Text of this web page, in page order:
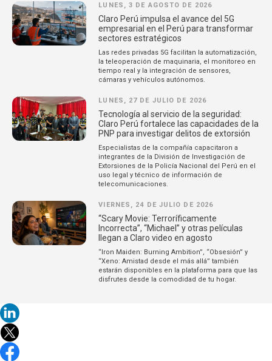
LUNES, 3 DE AGOSTO DE 2026
Claro Perú impulsa el avance del 5G
empresarial en el Perú para transformar
sectores estratégicos
Las redes privadas 5G facilitan la automatización,
la teleoperación de maquinaria, el monitoreo en
tiempo real y la integración de sensores,
cámaras y vehículos autónomos.
LUNES, 27 DE JULIO DE 2026
Tecnología al servicio de la seguridad:
Claro Perú fortalece las capacidades de la
PNP para investigar delitos de extorsión
Especialistas de la compañía capacitaron a
integrantes de la División de Investigación de
Extorsiones de la Policía Nacional del Perú en el
uso legal y técnico de información de
telecomunicaciones.
VIERNES, 24 DE JULIO DE 2026
“Scary Movie: Terroríficamente
Incorrecta”, “Michael” y otras películas
llegan a Claro video en agosto
“Iron Maiden: Burning Ambition”, “Obsesión” y
“Xeno: Amistad desde el más allá” también
estarán disponibles en la plataforma para que las
disfrutes desde la comodidad de tu hogar.